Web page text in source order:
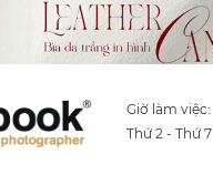
Giờ làm việc:
Thứ 2 - Thứ